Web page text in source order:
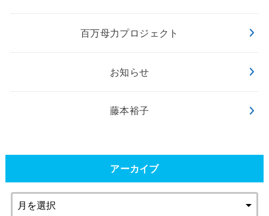
百万母力プロジェクト
お知らせ
藤本裕子
アーカイブ